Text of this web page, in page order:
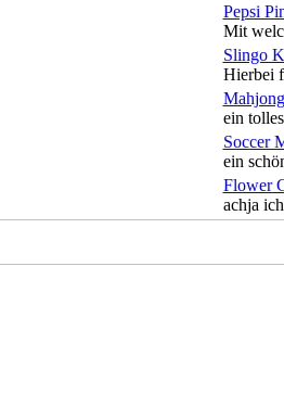
Pepsi
Mit
Slingo
Hierbei
ein
Soccer
ein
Flower
achja